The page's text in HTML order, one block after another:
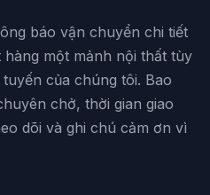
báo vận chuyển chi tiết
một mảnh nội thất tùy
của chúng tôi. Bao
chở, thời gian giao
dõi và ghi chú cảm ơn vì